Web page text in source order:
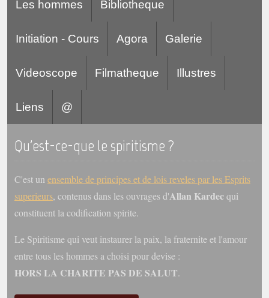
Les hommes Bibliotheque
Initiation - Cours Agora Galerie
Videoscope Filmatheque Illustres
Liens @
Qu'est-ce-que le spiritisme ?
C'est un ensemble de principes et de lois reveles par les Esprits
superieurs, contenus dans les ouvrages d'Allan Kardecqui
constituent la codification spirite.
Le Spiritisme qui veut instaurer la paix, la fraternite et l'amour
entre tous les hommes a choisi pour devise :
HORS LA CHARITE PAS DE SALUT.